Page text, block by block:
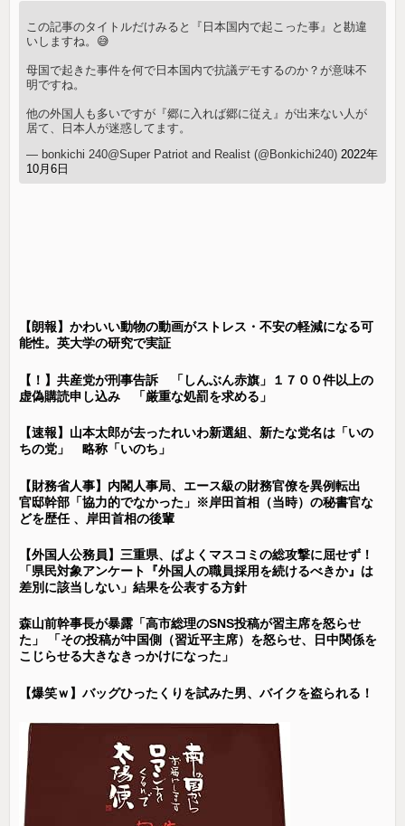
この記事のタイトルだけみると『日本国内で起こった事』と勘違
いしますね。😅
母国で起きた事件を何で日本国内で抗議デモするのか？が意味不
明ですね。
他の外国人も多いですが『郷に入れば郷に従え』が出来ない人が
居て、日本人が迷惑してます。
— bonkichi 240@Super Patriot and Realist (@Bonkichi240)2022年
10月6日
【朗報】かわいい動物の動画がストレス・不安の軽減になる可
能性。英大学の研究で実証
【！】共産党が刑事告訴 「しんぶん赤旗」１７００件以上の
虚偽購読申し込み 「厳重な処罰を求める」
【速報】山本太郎が去ったれいわ新選組、新たな党名は「いの
ちの党」 略称「いのち」
【財務省人事】内閣人事局、エース級の財務官僚を異例転出
官邸幹部「協力的でなかった」※岸田首相（当時）の秘書官な
どを歴任 、岸田首相の後輩
【外国人公務員】三重県、ぱよくマスコミの総攻撃に屈せず！
「県民対象アンケート『外国人の職員採用を続けるべきか』は
差別に該当しない」結果を公表する方針
森山前幹事長が暴露「高市総理のSNS投稿が習主席を怒らせ
た」 「その投稿が中国側（習近平主席）を怒らせ、日中関係を
こじらせる大きなきっかけになった」
【爆笑ｗ】バッグひったくりを試みた男、バイクを盗られる！